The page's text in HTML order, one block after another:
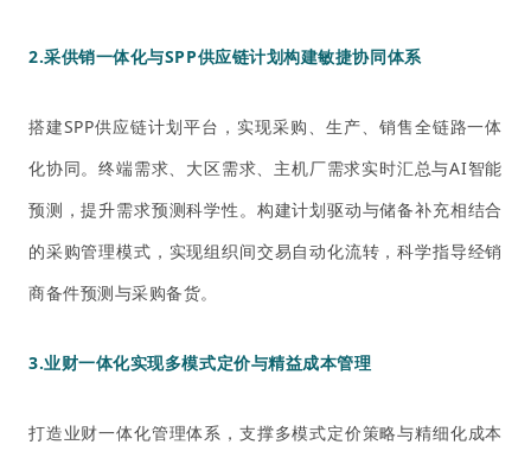
2.采供销一体化与SPP供应链计划构建敏捷协同体系
搭建SPP供应链计划平台，实现采购、生产、销售全链路一体
化协同。终端需求、大区需求、主机厂需求实时汇总与AI智能
预测，提升需求预测科学性。构建计划驱动与储备补充相结合
的采购管理模式，实现组织间交易自动化流转，科学指导经销
商备件预测与采购备货。
3.业财一体化实现多模式定价与精益成本管理
打造业财一体化管理体系，支撑多模式定价策略与精细化成本